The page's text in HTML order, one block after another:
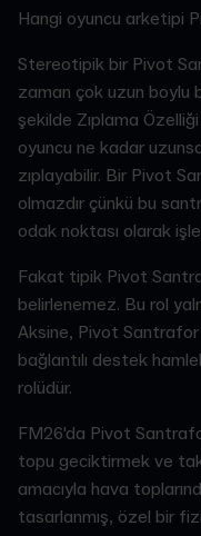
Hangi oyuncu arketipi
Stereotipik bir Pivot
zaman çok uzun boylu
şekilde Zıplama
oyuncu ne kadar
zıplayabilir. Bir Pivot
olmazdır çünkü bu
odak noktası olarak
Fakat tipik Pivot
belirlenemez. Bu rol
Aksine, Pivot
bağlantılı destek
rolüdür.
FM26'da Pivot
topu geciktirmek ve
amacıyla hava
tasarlanmış, özel bir